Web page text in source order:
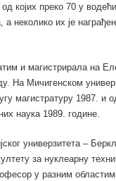
којих преко 70 у
неколико их је
и магистрирала на
На Мичигенском
магистратуру 1987. и
наука 1989. године.
универзитета –
за нуклеарну
у разним